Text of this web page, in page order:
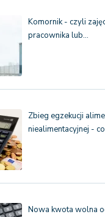
Komornik - czyli
pracownika lub…
Zbieg egzekucji
niealimentacyjnej -
Nowa kwota wolna